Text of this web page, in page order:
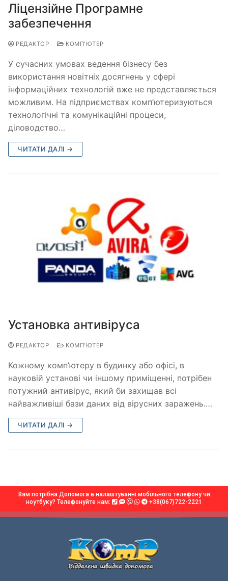
Ліцензійне Програмне
забезпечення
РЕДАКТОР КОМП'ЮТЕР
У сучасних умовах ведення бізнесу без
використання новітніх досягнень у сфері
інформаційних технологій вже не представляється
можливим. На підприємствах комп’ютеризуються
технологічні та комунікаційні процеси,
діловодство…
ЧИТАТИ ДАЛІ →
Установка антивіруса
РЕДАКТОР КОМП'ЮТЕР
Кожному комп’ютеру в будинку або офісі, в
науковій установі чи іншому приміщенні, потрібен
потужний антивірус, який би захищав всі
найважливіші бази даних від вірусних заражень.…
ЧИТАТИ ДАЛІ →
Вам потрібна Допомога в налаштуванні мобільного телефону чи
ноутбуку? Телефонуйте нам:
+38(067)722-2221